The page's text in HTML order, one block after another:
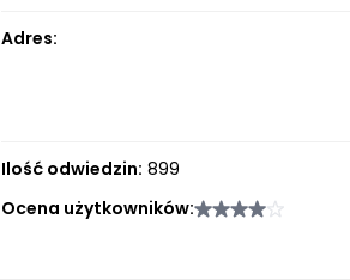
Adres:
Ilość odwiedzin: 899
Ocena użytkowników: